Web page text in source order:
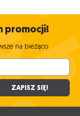
promocji!
na bieżąco
ZAPISZ SIĘ!